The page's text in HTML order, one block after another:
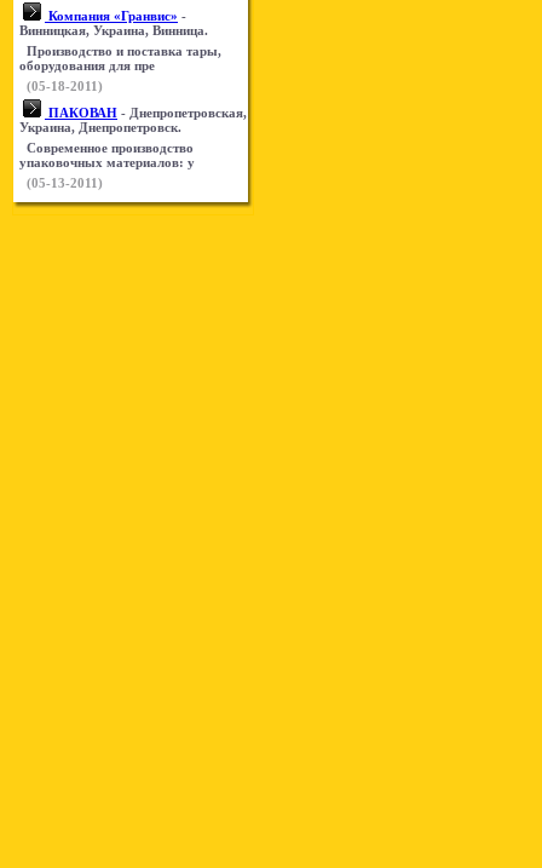
Компания «Гранвис» -
Винницкая, Украина, Винница.
Производство и поставка тары,
оборудования для пре
(05-18-2011)
ПАКОВАН - Днепропетровская,
Украина, Днепропетровск.
Современное производство
упаковочных материалов: у
(05-13-2011)